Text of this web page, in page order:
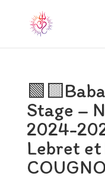
Stage –
2024-
Lebret